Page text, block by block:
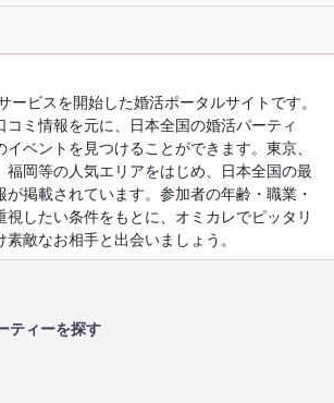
ービスを開始した婚活ポータルサイトです。
コミ情報を元に、日本全国の婚活パーティ
ベントを見つけることができます。東京、
福岡等の人気エリアをはじめ、日本全国の最
が掲載されています。参加者の年齢・職業・
視したい条件をもとに、オミカレでピッタリ
敵なお相手と出会いましょう。
ティーを探す